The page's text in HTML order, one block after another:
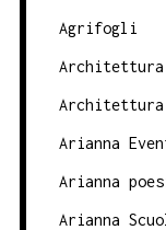
Agrifogli
Arianna
Arianna
Arianna